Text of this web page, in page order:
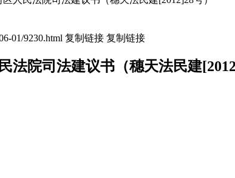
01/9230.html 复制链接 复制链接
法院司法建议书（穗天法民建